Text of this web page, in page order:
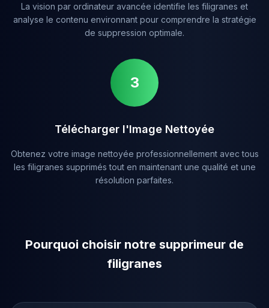
La vision par ordinateur avancée identifie les filigranes et
analyse le contenu environnant pour comprendre la stratégie
de suppression optimale.
3
Télécharger l'Image Nettoyée
Obtenez votre image nettoyée professionnellement avec tous
les filigranes supprimés tout en maintenant une qualité et une
résolution parfaites.
Pourquoi choisir notre supprimeur de
filigranes